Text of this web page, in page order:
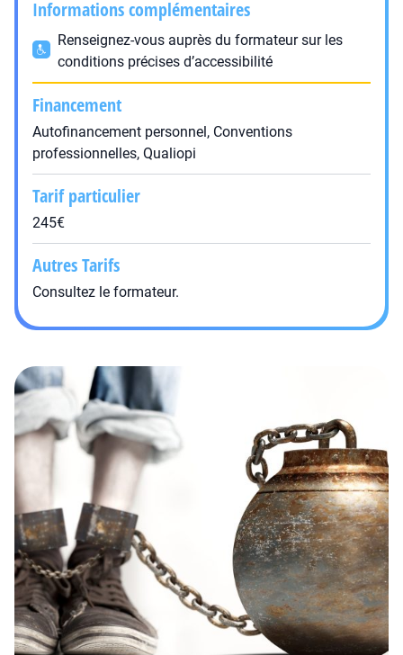
Informations complémentaires
Renseignez-vous auprès du formateur sur les
conditions précises d’accessibilité
Financement
Autofinancement personnel, Conventions
professionnelles, Qualiopi
Tarif particulier
245€
Autres Tarifs
Consultez le formateur.